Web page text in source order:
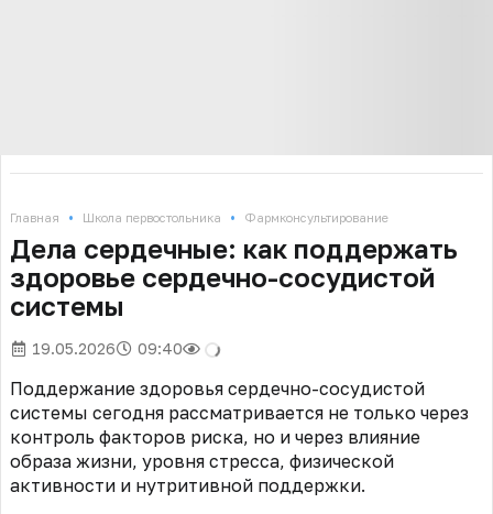
Главная • Школа первостольника • Фармконсультирование
Дела сердечные: как поддержать
здоровье сердечно-сосудистой
системы
19.05.2026 09:40
Поддержание здоровья сердечно-сосудистой
системы сегодня рассматривается не только через
контроль факторов риска, но и через влияние
образа жизни, уровня стресса, физической
активности и нутритивной поддержки.